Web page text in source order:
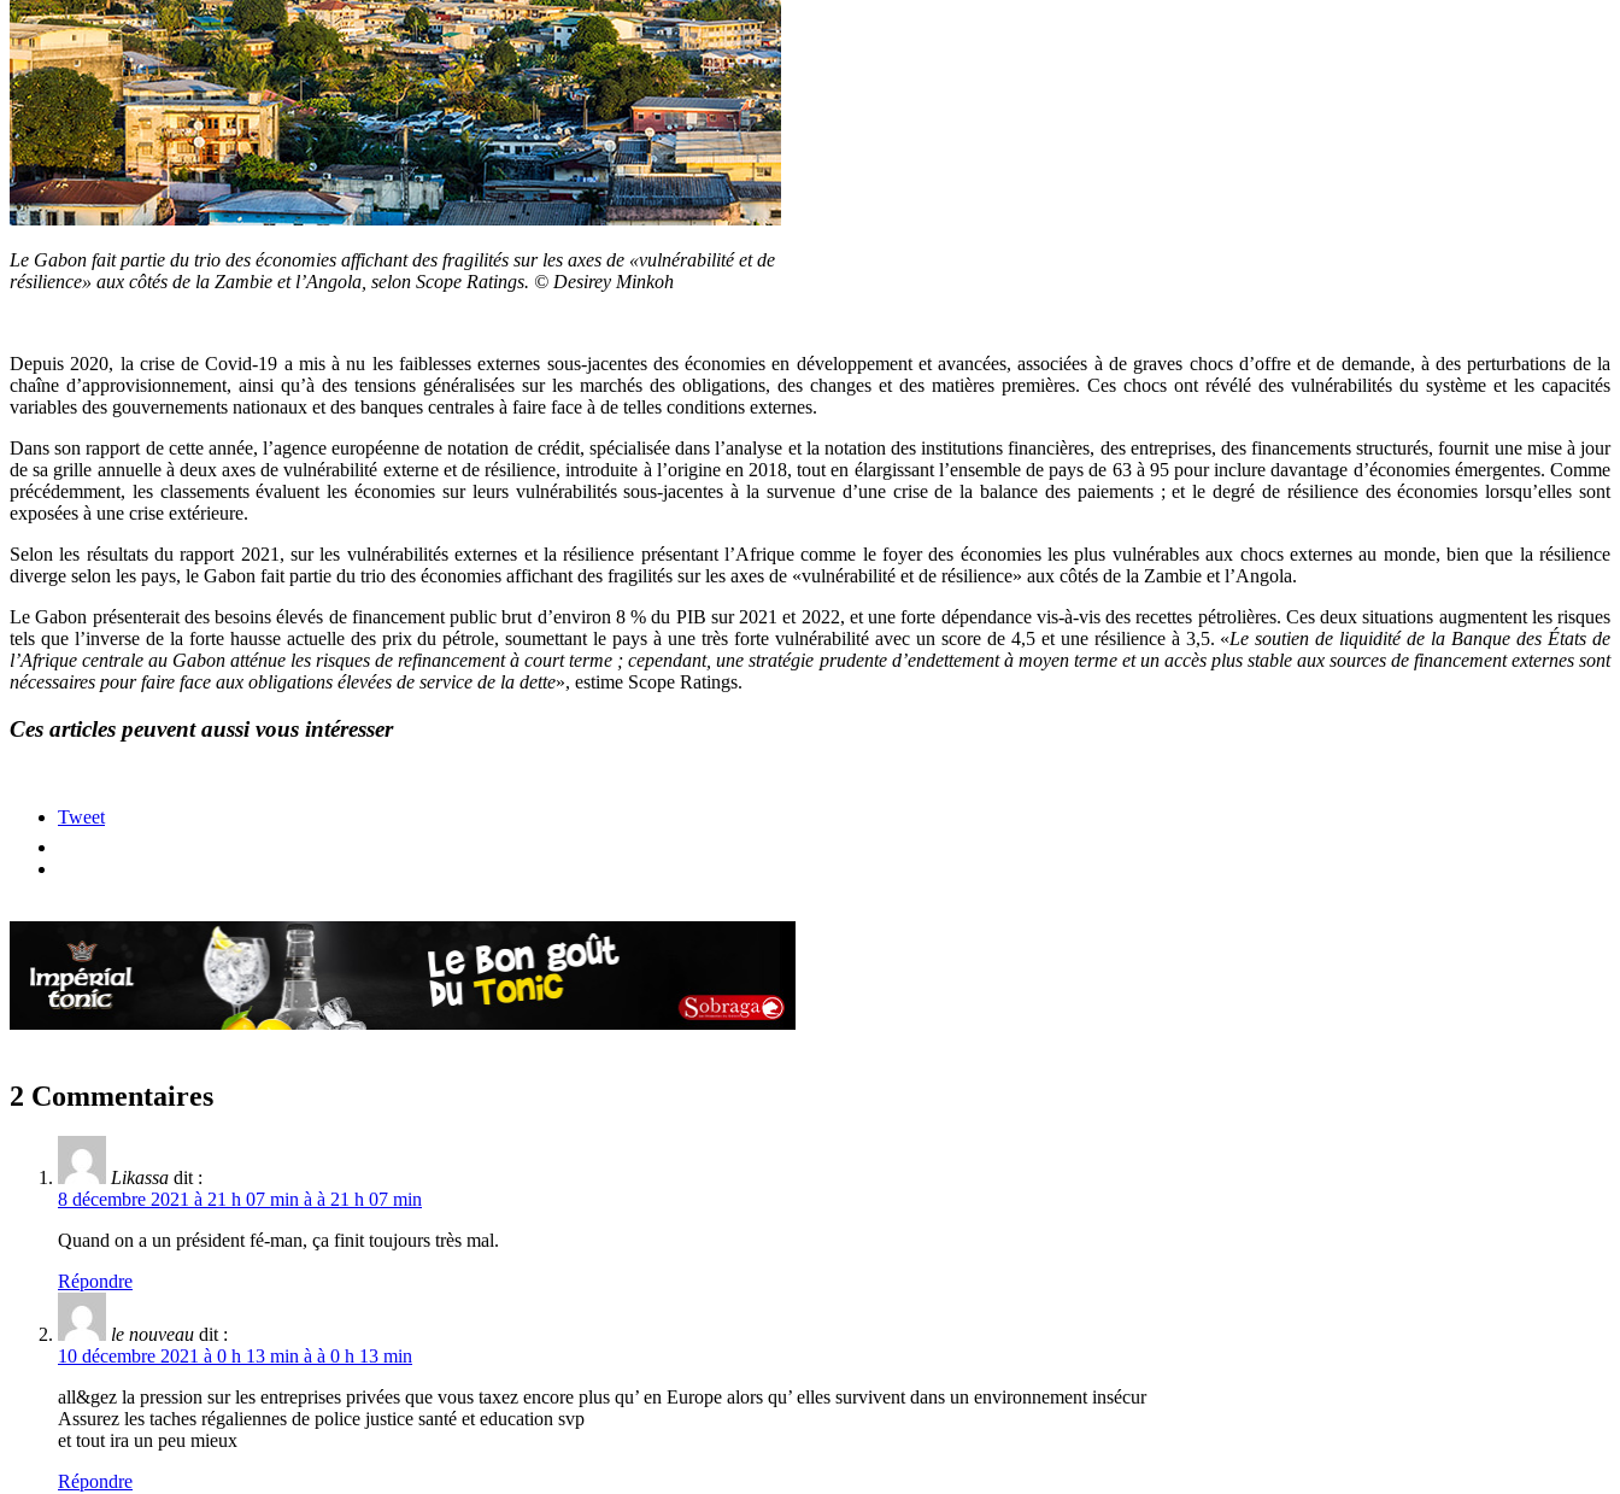
Le Gabon fait partie du trio des économies affichant des fragilités sur les axes de «vulnérabilité et de
résilience» aux côtés de la Zambie et l’Angola, selon Scope Ratings. © Desirey Minkoh
Depuis 2020, la crise de Covid-19 a mis à nu les faiblesses externes sous-jacentes des économies en développement et avancées, associées à de graves chocs d’offre et de demande, à des perturbations de la
chaîne d’approvisionnement, ainsi qu’à des tensions généralisées sur les marchés des obligations, des changes et des matières premières. Ces chocs ont révélé des vulnérabilités du système et les capacités
variables des gouvernements nationaux et des banques centrales à faire face à de telles conditions externes.
Dans son rapport de cette année, l’agence européenne de notation de crédit, spécialisée dans l’analyse et la notation des institutions financières, des entreprises, des financements structurés, fournit une mise à jour
de sa grille annuelle à deux axes de vulnérabilité externe et de résilience, introduite à l’origine en 2018, tout en élargissant l’ensemble de pays de 63 à 95 pour inclure davantage d’économies émergentes. Comme
précédemment, les classements évaluent les économies sur leurs vulnérabilités sous-jacentes à la survenue d’une crise de la balance des paiements ; et le degré de résilience des économies lorsqu’elles sont
exposées à une crise extérieure.
Selon les résultats du rapport 2021, sur les vulnérabilités externes et la résilience présentant l’Afrique comme le foyer des économies les plus vulnérables aux chocs externes au monde, bien que la résilience
diverge selon les pays, le Gabon fait partie du trio des économies affichant des fragilités sur les axes de «vulnérabilité et de résilience» aux côtés de la Zambie et l’Angola.
Le Gabon présenterait des besoins élevés de financement public brut d’environ 8 % du PIB sur 2021 et 2022, et une forte dépendance vis-à-vis des recettes pétrolières. Ces deux situations augmentent les risques
tels que l’inverse de la forte hausse actuelle des prix du pétrole, soumettant le pays à une très forte vulnérabilité avec un score de 4,5 et une résilience à 3,5. «Le soutien de liquidité de la Banque des États de
l’Afrique centrale au Gabon atténue les risques de refinancement à court terme ; cependant, une stratégie prudente d’endettement à moyen terme et un accès plus stable aux sources de financement externes sont
nécessaires pour faire face aux obligations élevées de service de la dette», estime Scope Ratings.
Ces articles peuvent aussi vous intéresser
Tweet
2 Commentaires
Likassa dit :
8 décembre 2021 à 21 h 07 min à à 21 h 07 min
Quand on a un président fé-man, ça finit toujours très mal.
Répondre
le nouveau dit :
10 décembre 2021 à 0 h 13 min à à 0 h 13 min
all&gez la pression sur les entreprises privées que vous taxez encore plus qu’ en Europe alors qu’ elles survivent dans un environnement insécur
Assurez les taches régaliennes de police justice santé et education svp
et tout ira un peu mieux
Répondre